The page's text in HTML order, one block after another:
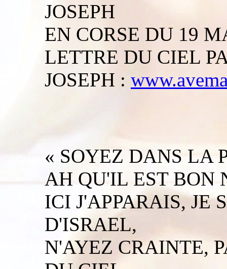
JOSEPH
EN CORSE DU 19
LETTRE DU CIEL
JOSEPH :
« SOYEZ DANS LA
AH QU'IL EST BON
ICI J'APPARAIS, JE
D'ISRAEL,
N'AYEZ CRAINTE,